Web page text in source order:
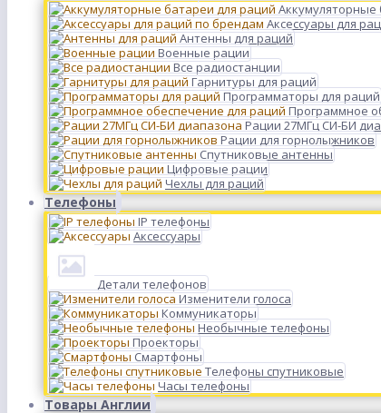
Аккумуляторные
Аксессуары для
Антенны для раций
Военные рации
Все радиостанции
Гарнитуры для раций
Программаторы для раций
Программное
Рации 27МГц СИ-БИ
Рации для горнолыжников
Спутниковые антенны
Цифровые рации
Чехлы для раций
Телефоны
IP телефоны
Аксессуары
Детали телефонов
Изменители голоса
Коммуникаторы
Необычные телефоны
Проекторы
Смартфоны
Телефоны спутниковые
Часы телефоны
Товары Англии